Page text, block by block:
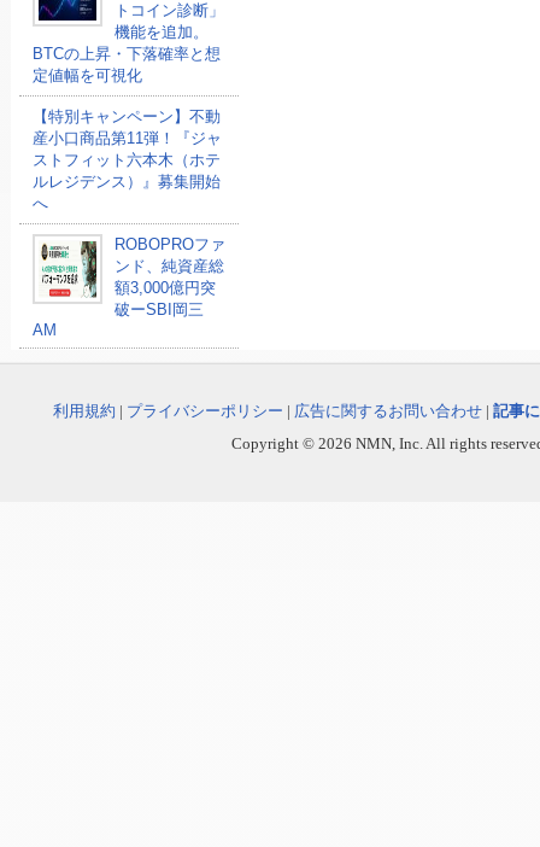
トコイン診断」
機能を追加。
BTCの上昇・下落確率と想
定値幅を可視化
【特別キャンペーン】不動
産小口商品第11弾！『ジャ
ストフィット六本木（ホテ
ルレジデンス）』募集開始
へ
ROBOPROファ
ンド、純資産総
額3,000億円突
破ーSBI岡三
AM
利用規約 | プライバシーポリシー | 広告に関するお問い合わせ | 記事
Copyright © 2026 NMN, Inc. All rights